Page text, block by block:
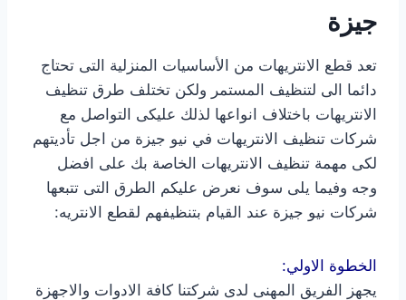
جيزة
تعد قطع الانتريهات من الأساسيات المنزلية التى تحتاج
دائما الى لتنظيف المستمر ولكن تختلف طرق تنظيف
الانتريهات باختلاف انواعها لذلك عليكى التواصل مع
شركات تنظيف الانتريهات في نيو جيزة من اجل تأديتهم
لكى مهمة تنظيف الانتريهات الخاصة بك على افضل
وجه وفيما يلى سوف نعرض عليكم الطرق التى تتبعها
شركات نيو جيزة عند القيام بتنظيفهم لقطع الانتريه:
الخطوة الاولي:
يجهز الفريق المهنى لدى شركتنا كافة الادوات والاجهزة